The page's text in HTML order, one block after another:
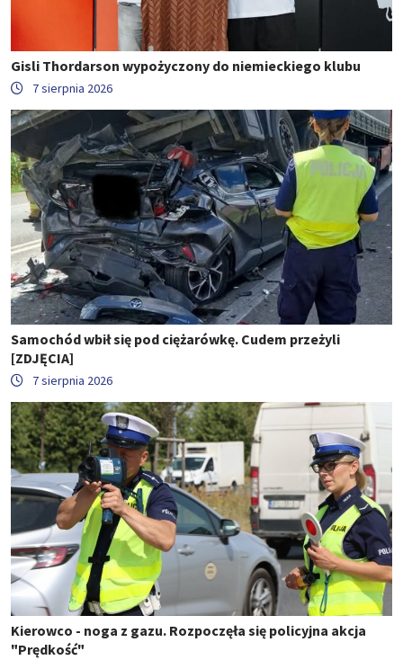
Gisli Thordarson wypożyczony do niemieckiego klubu
7 sierpnia 2026
Samochód wbił się pod ciężarówkę. Cudem przeżyli
[ZDJĘCIA]
7 sierpnia 2026
Kierowco - noga z gazu. Rozpoczęła się policyjna akcja
"Prędkość"